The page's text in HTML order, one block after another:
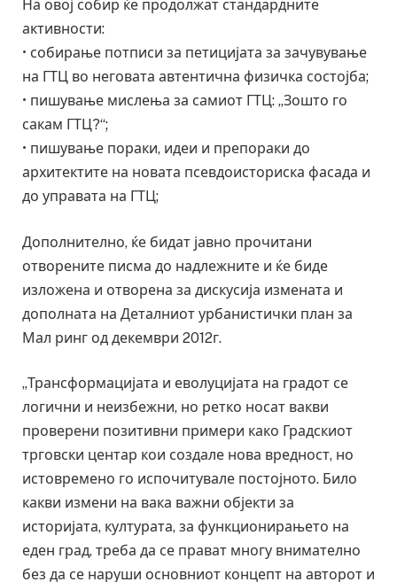
На овој собир ќе продолжат стандардните
активности:
• собирање потписи за петицијата за зачувување
на ГТЦ во неговата автентична физичка состојба;
• пишување мислења за самиот ГТЦ: „Зошто го
сакам ГТЦ?“;
• пишување пораки, идеи и препораки до
архитектите на новата псевдоисториска фасада и
до управата на ГТЦ;
Дополнително, ќе бидат јавно прочитани
отворените писма до надлежните и ќе биде
изложена и отворена за дискусија измената и
дополната на Деталниот урбанистички план за
Мал ринг од декември 2012г.
„Трансформацијата и еволуцијата на градот се
логични и неизбежни, но ретко носат вакви
проверени позитивни примери како Градскиот
трговски центар кои создале нова вредност, но
истовремено го испочитувале постојното. Било
какви измени на вака важни објекти за
историјата, културата, за функционирањето на
еден град, треба да се прават многу внимателно
без да се наруши основниот концепт на авторот и